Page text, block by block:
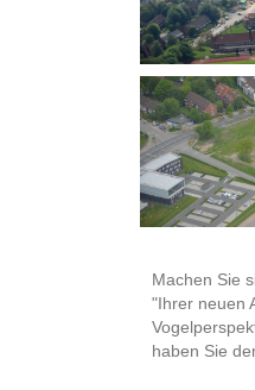
Machen Sie
"Ihrer neuen
haben Sie